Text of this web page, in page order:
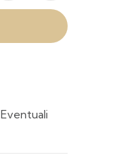
. Eventuali